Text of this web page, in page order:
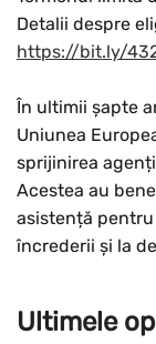
Detalii despre
https://bit.ly/
În ultimii șapte
Uniunea
sprijinirea
Acestea au
asistență
încrederii și la
Ultimele